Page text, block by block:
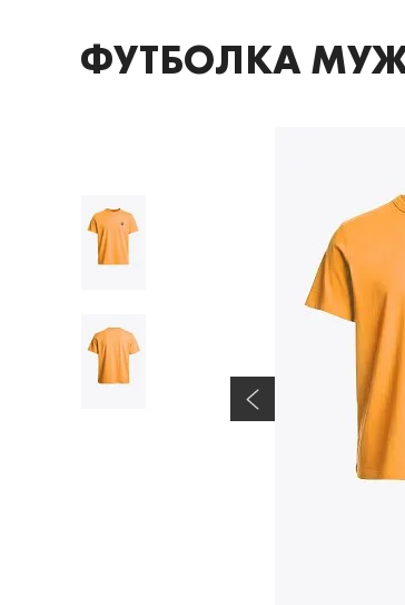
ФУТБОЛКА